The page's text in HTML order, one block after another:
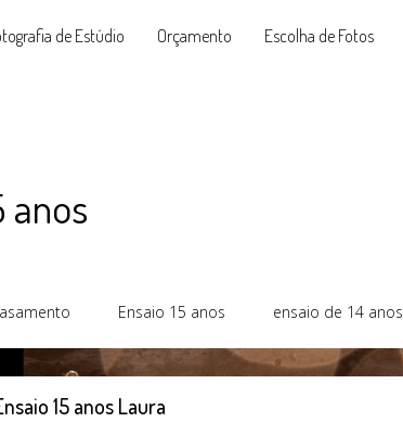
de Estúdio Orçamento Escolha de Fotos
anos
Ensaio 15 anos ensaio de 14 anos
15 anos Laura